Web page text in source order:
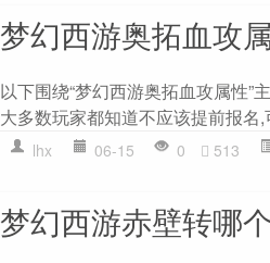
梦幻西游奥拓血攻
以下围绕“梦幻西游奥拓血攻属性
大多数玩家都知道不应该提前报名
lhx 06-15 0 513
梦幻西游赤壁转哪